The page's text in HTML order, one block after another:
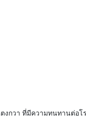
งกวา ที่มีความทนทานต่